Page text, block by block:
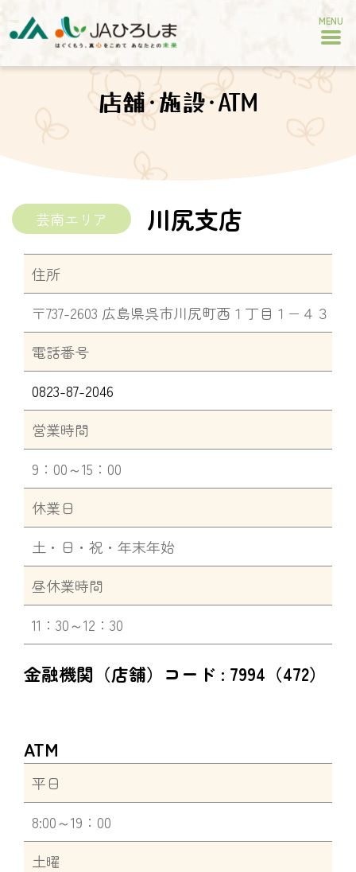
MENU
店舗･施設･ATM
芸南エリア 川尻支店
住所
〒737-2603 広島県呉市川尻町西１丁目１−４３
電話番号
0823-87-2046
営業時間
9：00～15：00
休業日
土・日・祝・年末年始
昼休業時間
11：30～12：30
金融機関（店舗）コード : 7994（472）
ATM
平日
8:00～19：00
土曜